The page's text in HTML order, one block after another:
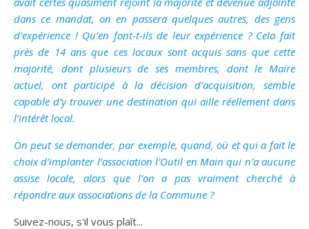
dans ce mandat, on en passera quelques autres, des gens
d’expérience ! Qu’en font-t-ils de leur expérience ? Cela fait
près de 14 ans que ces locaux sont acquis sans que cette
majorité, dont plusieurs de ses membres, dont le Maire
actuel, ont participé à la décision d’acquisition, semble
capable d’y trouver une destination qui aille réellement dans
l’intérêt local.
On peut se demander, par exemple, quand, où et qui a fait le
choix d’implanter l’association l’Outil en Main qui n’a aucune
assise locale, alors que l’on a pas vraiment cherché à
répondre aux associations de la Commune ?
Suivez-nous, s'il vous plaît...